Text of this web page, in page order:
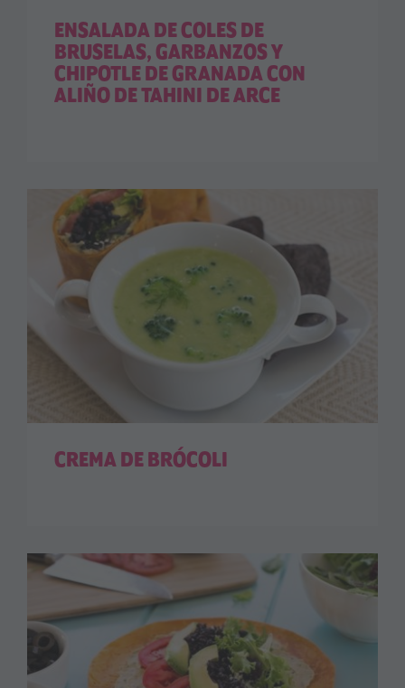
ENSALADA DE COLES DE
BRUSELAS, GARBANZOS Y
CHIPOTLE DE GRANADA CON
ALIÑO DE TAHINI DE ARCE
CREMA DE BRÓCOLI